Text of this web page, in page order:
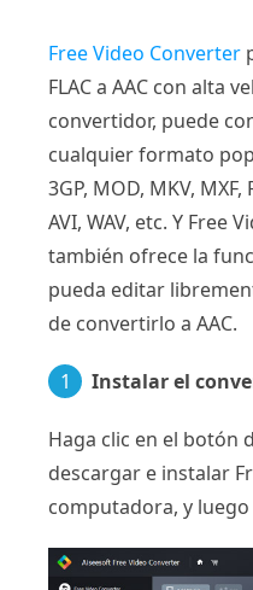
Free Video Converter
FLAC a AAC con alta
convertidor, puede
cualquier formato
3GP, MOD, MKV, MXF,
AVI, WAV, etc. Y Free
también ofrece la
pueda editar
de convertirlo a AAC.
1 Instalar el
Haga clic en el botón
descargar e instalar
computadora, y